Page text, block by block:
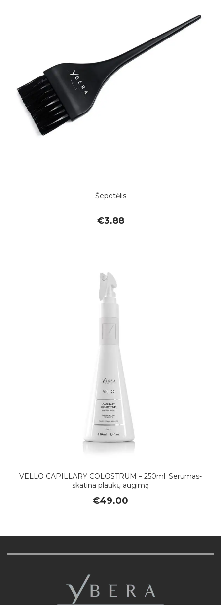
Šepetėlis
€3.88
VELLO CAPILLARY COLOSTRUM – 250ml. Serumas-
skatina plaukų augimą
€49.00